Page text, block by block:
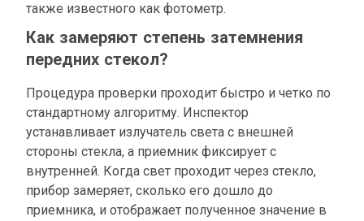
также известного как фотометр.
Как замеряют степень затемнения
передних стекол?
Процедура проверки проходит быстро и четко по
стандартному алгоритму. Инспектор
устанавливает излучатель света с внешней
стороны стекла, а приемник фиксирует с
внутренней. Когда свет проходит через стекло,
прибор замеряет, сколько его дошло до
приемника, и отображает полученное значение в